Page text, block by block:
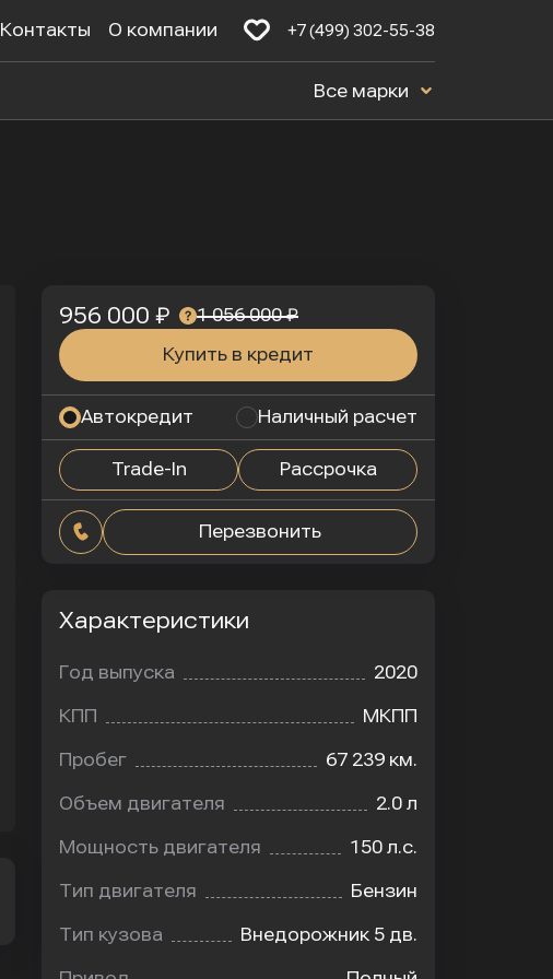
Контакты О компании +7 (499) 302-55-38
Все марки
956 000 ₽
1 056 000 ₽
Купить в кредит
Автокредит Наличный расчет
Trade-In Рассрочка
Перезвонить
Характеристики
Год выпуска 2020
КПП МКПП
Пробег 67 239 км.
Объем двигателя 2.0 л
Мощность двигателя 150 л.с.
Тип двигателя Бензин
Тип кузова Внедорожник 5 дв.